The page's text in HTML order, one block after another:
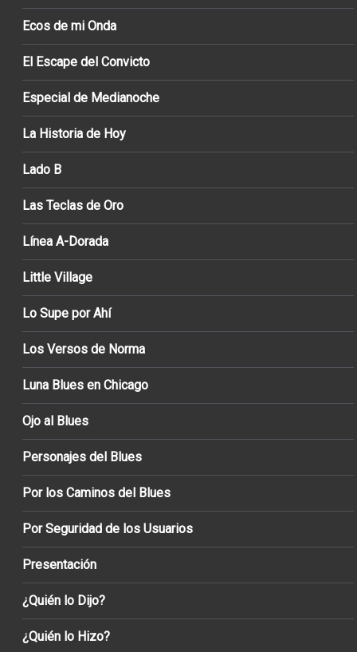
Ecos de mi Onda
El Escape del Convicto
Especial de Medianoche
La Historia de Hoy
Lado B
Las Teclas de Oro
Línea A-Dorada
Little Village
Lo Supe por Ahí
Los Versos de Norma
Luna Blues en Chicago
Ojo al Blues
Personajes del Blues
Por los Caminos del Blues
Por Seguridad de los Usuarios
Presentación
¿Quién lo Dijo?
¿Quién lo Hizo?